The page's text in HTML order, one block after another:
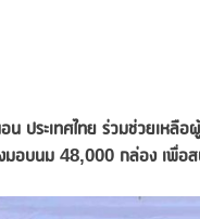
น ประเทศไทย ร่วมช่วยเหลือ
มอบนม 48,000 กล่อง เพื่อส